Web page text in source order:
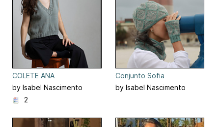
COLETE ANA
by Isabel Nascimento
2
Conjunto Sofia
by Isabel Nascimento